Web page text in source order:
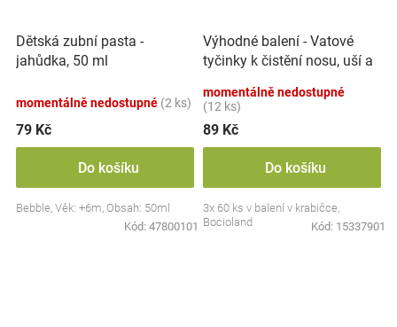
Dětská zubní pasta -
jahůdka, 50 ml
momentálně nedostupné (2 ks)
79 Kč
Do košíku
Bebble, Věk: +6m, Obsah: 50ml
Kód: 47800101
Výhodné balení - Vatové
tyčinky k čistění nosu, uší a
momentálně nedostupné
(12 ks)
89 Kč
Do košíku
3x 60 ks v balení v krabičce,
Bocioland
Kód: 15337901